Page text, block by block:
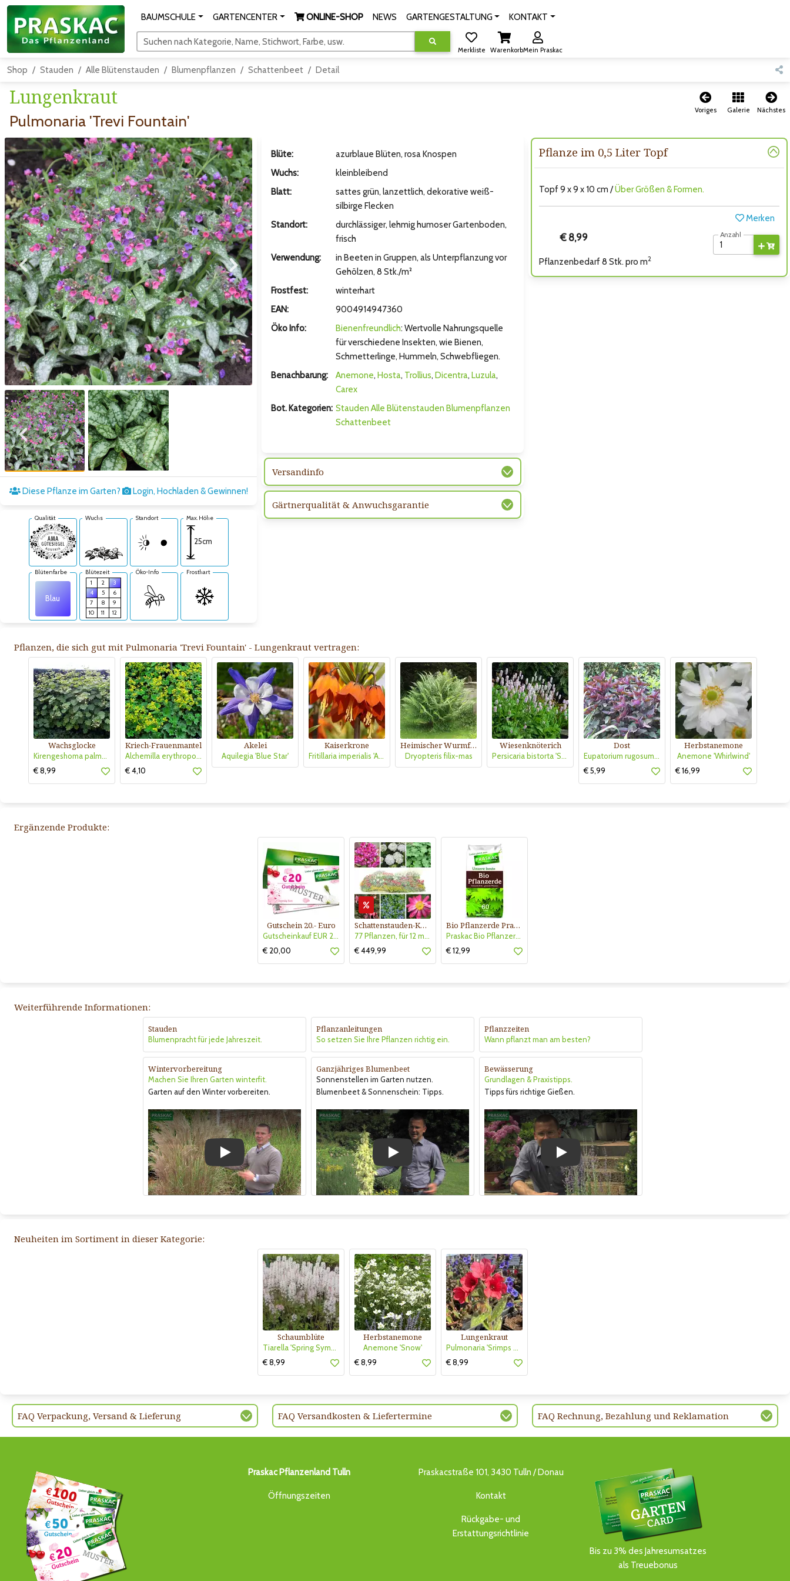
BAUMSCHULE GARTENCENTER ONLINE-SHOP NEWS GARTENGESTALTUNG KONTAKT
Suchen nach Kategorie, Name, Stichwort, Farbe, usw.
Merkliste WarenkorbMein Praskac
Shop Stauden Alle Blütenstauden Blumenpflanzen Schattenbeet Detail
Lungenkraut
Pulmonaria 'Trevi Fountain'
Voriges Galerie Nächstes
Zum vorigen Bild Zum nächsten Bild
Zum vorigen Bild
Diese Pflanze im Garten? Login, Hochladen & Gewinnen!
Qualität Wuchs Standort Max. Höhe
25cm
Blütenfarbe
Blau
Blütezeit
1
2
3
4
5
6
7
8
9
10
11 12
Öko-Info Frosthart
Pflanze im 0,5 Liter Topf
Topf 9 x 9 x 10 cm /Über Größen & Formen.
Merken
€ 8,99 Anzahl
Pflanzenbedarf 8 Stk. pro m2
Blüte:
azurblaue Blüten, rosa Knospen
Wuchs:
kleinbleibend
Blatt:
sattes grün, lanzettlich, dekorative weiß-
silbirge Flecken
Standort:
durchlässiger, lehmig humoser Gartenboden,
frisch
Verwendung:
in Beeten in Gruppen, als Unterpflanzung vor
Gehölzen, 8 Stk./m²
Frostfest:
winterhart
EAN:
9004914947360
Öko Info:
Bienenfreundlich: Wertvolle Nahrungsquelle
für verschiedene Insekten, wie Bienen,
Schmetterlinge, Hummeln, Schwebfliegen.
Benachbarung:
Anemone, Hosta, Trollius, Dicentra, Luzula,
Carex
Bot. Kategorien: Stauden Alle Blütenstauden Blumenpflanzen
Schattenbeet
Versandinfo
Gärtnerqualität & Anwuchsgarantie
Pflanzen, die sich gut mit Pulmonaria 'Trevi Fountain' - Lungenkraut vertragen:
Wachsglocke
Kirengeshoma palmata
€ 8,99
Kriech-Frauenmantel
Alchemilla erythropoda
€ 4,10
Akelei
Aquilegia 'Blue Star'
Kaiserkrone
Fritillaria imperialis 'Aurora'
Heimischer Wurmfarn
Dryopteris filix-mas
Wiesenknöterich
Persicaria bistorta 'Superba'
Dost
Eupatorium rugosum 'Chocolate'
€ 5,99
Herbstanemone
Anemone 'Whirlwind'
€ 16,99
Ergänzende Produkte:
Gutschein 20.- Euro
Gutscheinkauf EUR 20.-
€ 20,00
Schattenstauden-Kollektion Nr. 630
77 Pflanzen, für 12 m² Blumenbeet, halbschattig - schattig
€ 449,99
Bio Pflanzerde Praskac
Praskac Bio Pflanzerde
€ 12,99
Weiterführende Informationen:
Stauden
Blumenpracht für jede Jahreszeit.
Pflanzanleitungen
So setzen Sie Ihre Pflanzen richtig ein.
Pflanzzeiten
Wann pflanzt man am besten?
Wintervorbereitung
Machen Sie Ihren Garten winterfit.
Garten auf den Winter vorbereiten.
Play
Ganzjähriges Blumenbeet
Sonnenstellen im Garten nutzen.
Blumenbeet & Sonnenschein: Tipps.
Play
Bewässerung
Grundlagen & Praxistipps.
Tipps fürs richtige Gießen.
Play
Neuheiten im Sortiment in dieser Kategorie:
Schaumblüte
Tiarella 'Spring Symphony'
€ 8,99
Herbstanemone
Anemone 'Snow'
€ 8,99
Lungenkraut
Pulmonaria 'Srimps on the Barbie'
€ 8,99
FAQ Verpackung, Versand & Lieferung FAQ Versandkosten & Liefertermine FAQ Rechnung, Bezahlung und Reklamation
Praskac Pflanzenland Tulln
Öffnungszeiten
Praskacstraße 101, 3430 Tulln / Donau
Kontakt
Rückgabe- und
Erstattungsrichtlinie
Bis zu 3% des Jahresumsatzes
als Treuebonus